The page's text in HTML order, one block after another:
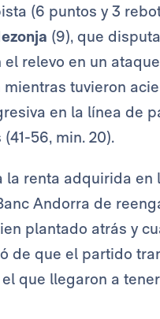
(6 puntos y 3
(9), que
relevo en un
tuvieron
en la línea de
56, min. 20).
la renta adquirida
Andorra de
plantado atrás y
de que el partido
que llegaron a